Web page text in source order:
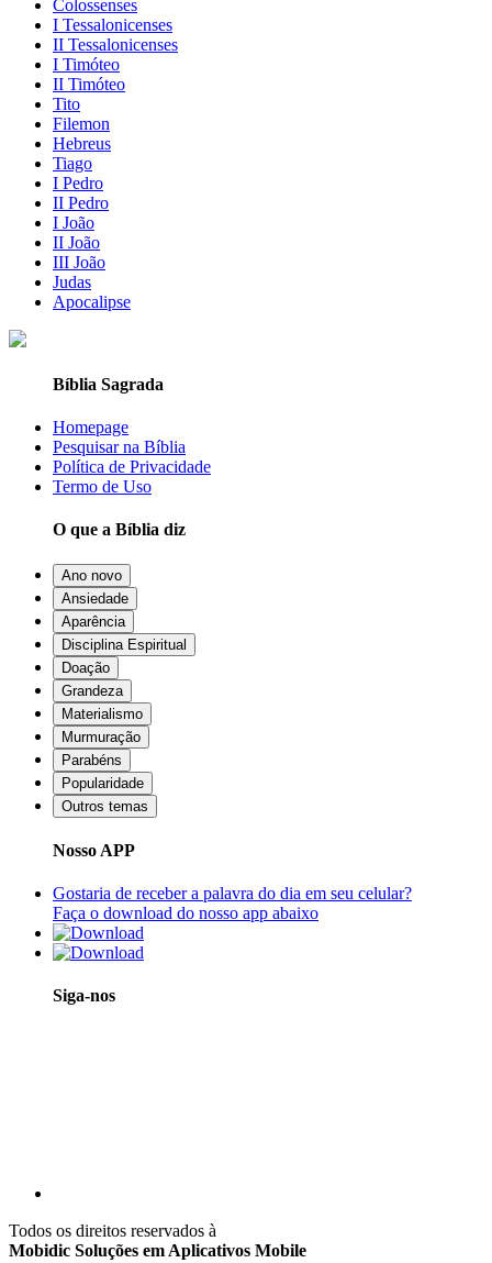
Colossenses
I Tessalonicenses
II Tessalonicenses
I Timóteo
II Timóteo
Tito
Filemon
Hebreus
Tiago
I Pedro
II Pedro
I João
II João
III João
Judas
Apocalipse
Bíblia Sagrada
Homepage
Pesquisar na Bíblia
Política de Privacidade
Termo de Uso
O que a Bíblia diz
Ano novo
Ansiedade
Aparência
Disciplina Espiritual
Doação
Grandeza
Materialismo
Murmuração
Parabéns
Popularidade
Outros temas
Nosso APP
Gostaria de receber a palavra do dia em seu celular?
Faça o download do nosso app abaixo
Siga-nos
Todos os direitos reservados à
Mobidic Soluções em Aplicativos Mobile